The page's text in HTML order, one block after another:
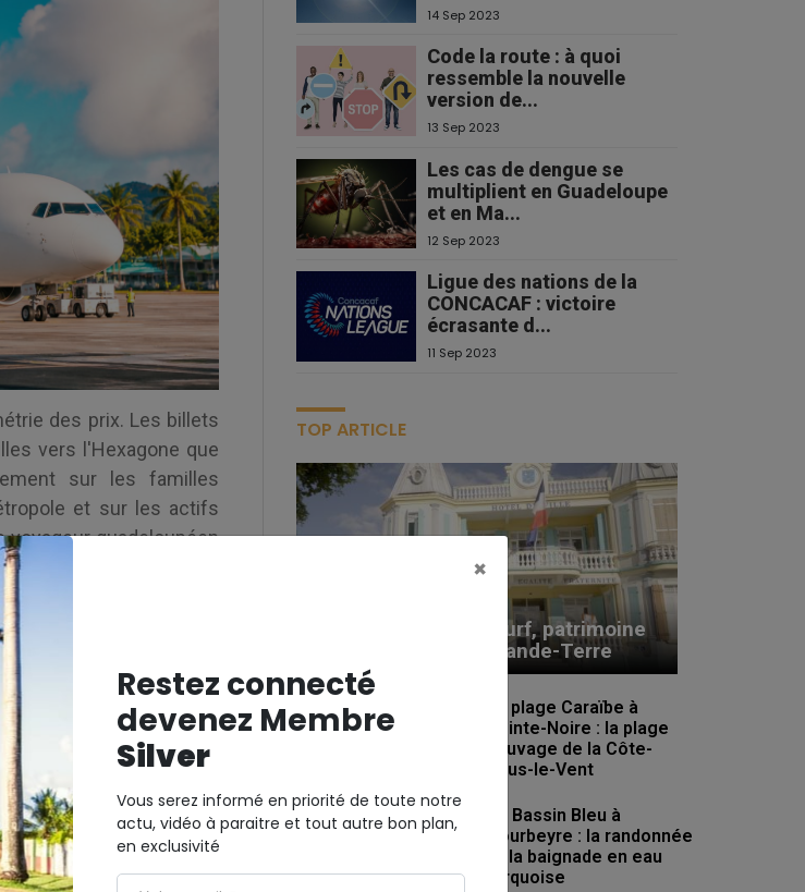
des prix. Les billets
vers l'Hexagone que
sur les familles
et sur les actifs
guadeloupéen
chez soi pour les
à l'écran. Cette
cœur du débat sur la
d'arguments pour
: prix au kilomètre.
séparent Paris de
chers de France.
le coût
4,8 centimes d'euro,
courriers au départ de
14 Sep 2023
Code la route : à quoi
ressemble la nouvelle
version de...
13 Sep 2023
Les cas de dengue se
multiplient en Guadeloupe
et en Ma...
12 Sep 2023
Ligue des nations de la
CONCACAF : victoire
écrasante d...
11 Sep 2023
TOP ARTICLE
La ville du Moule : surf, patrimoine
et art de vivre en Grande-Terre
La plage Caraïbe à
Pointe-Noire : la plage
sauvage de la Côte-
sous-le-Vent
Le Bassin Bleu à
Gourbeyre : la randonnée
et la baignade en eau
turquoise
Restez connecté
devenez Membre
Silver
Vous serez informé en priorité de toute notre
actu, vidéo à paraitre et tout autre bon plan,
en exclusivité
×